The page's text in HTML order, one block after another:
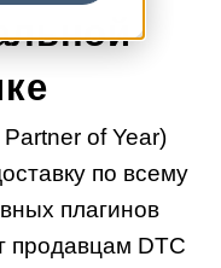
of Year)
по всему
плагинов
продавцам DTC